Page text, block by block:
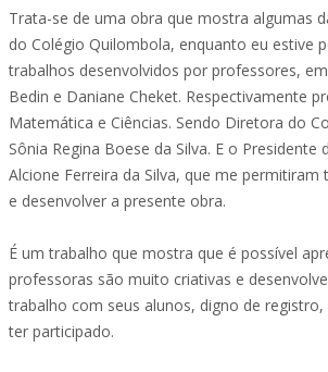
Trata-se de uma obra que mostra algumas
do Colégio Quilombola, enquanto eu estive
trabalhos desenvolvidos por professores,
Bedin e Daniane Cheket. Respectivamente
Matemática e Ciências. Sendo Diretora do
Sônia Regina Boese da Silva. E o Presidente
Alcione Ferreira da Silva, que me permitiram
e desenvolver a presente obra.
É um trabalho que mostra que é possível
professoras são muito criativas e
trabalho com seus alunos, digno de
ter participado.